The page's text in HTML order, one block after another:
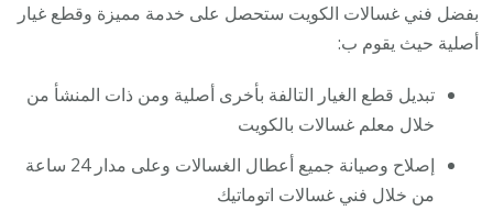
بفضل فني غسالات الكويت ستحصل على خدمة مميزة وقطع غيار
أصلية حيث يقوم ب:
تبديل قطع الغيار التالفة بأخرى أصلية ومن ذات المنشأ من
خلال معلم غسالات بالكويت
إصلاح وصيانة جميع أعطال الغسالات وعلى مدار 24 ساعة
من خلال فني غسالات اتوماتيك